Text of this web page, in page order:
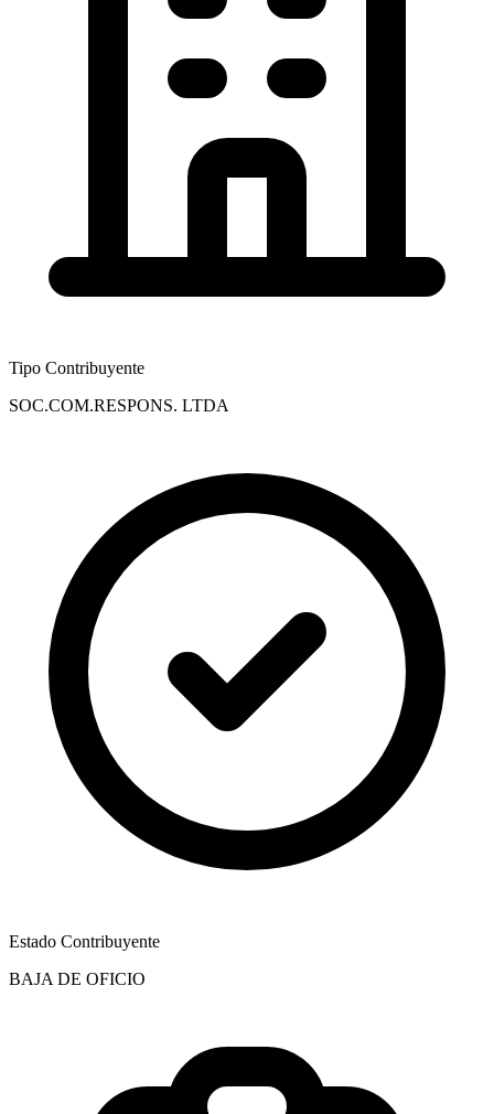
Tipo Contribuyente
SOC.COM.RESPONS. LTDA
Estado Contribuyente
BAJA DE OFICIO